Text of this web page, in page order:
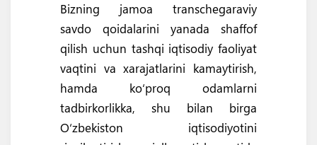
Bizning jamoa transchegaraviy
savdo qoidalarini yanada shaffof
qilish uchun tashqi iqtisodiy faoliyat
vaqtini va xarajatlarini kamaytirish,
hamda ko‘proq odamlarni
tadbirkorlikka, shu bilan birga
O‘zbekiston iqtisodiyotini